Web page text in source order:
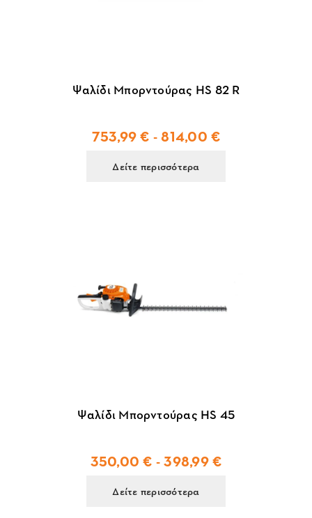
Ψαλίδι Μπορντούρας HS 82 R
753,99 € - 814,00 €
Δείτε περισσότερα
Ψαλίδι Μπορντούρας HS 45
350,00 € - 398,99 €
Δείτε περισσότερα